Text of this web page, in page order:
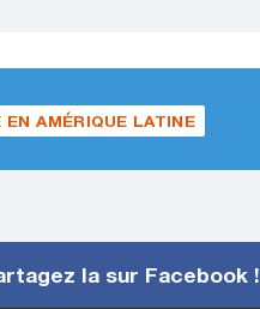
AMÉRIQUE LATINE
la sur Facebook !